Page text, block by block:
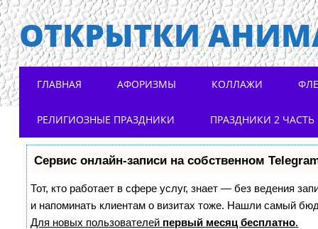
ОТКРЫТКИ
Main menu
ГЛАВНАЯ АФОРИЗМЫ КОЛЛАЖИ
РЕЛИГИОЗНЫЕ ПРАЗДНИКИ ПРАЗДНИКИ 2 ЧАСТЬ
Сервис онлайн-записи на собственном
Тот, кто работает в сфере услуг, знает — без ведения
и напоминать клиентам о визитах тоже. Нашли самый
Для новых пользователей первый месяц бесплатно.